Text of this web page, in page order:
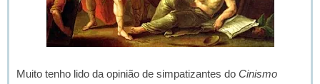
Muito tenho lido da opinião de simpatizantes do Cinismo